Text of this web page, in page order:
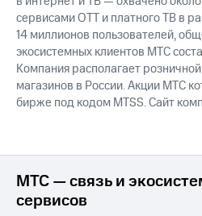
сервисами OTT и платного ТВ в
14 миллионов пользователей,
экосистемных клиентов МТС
Компания располагает
магазинов в России. Акции МТС
бирже под кодом MTSS. Сайт
МТС — связь и
сервисов